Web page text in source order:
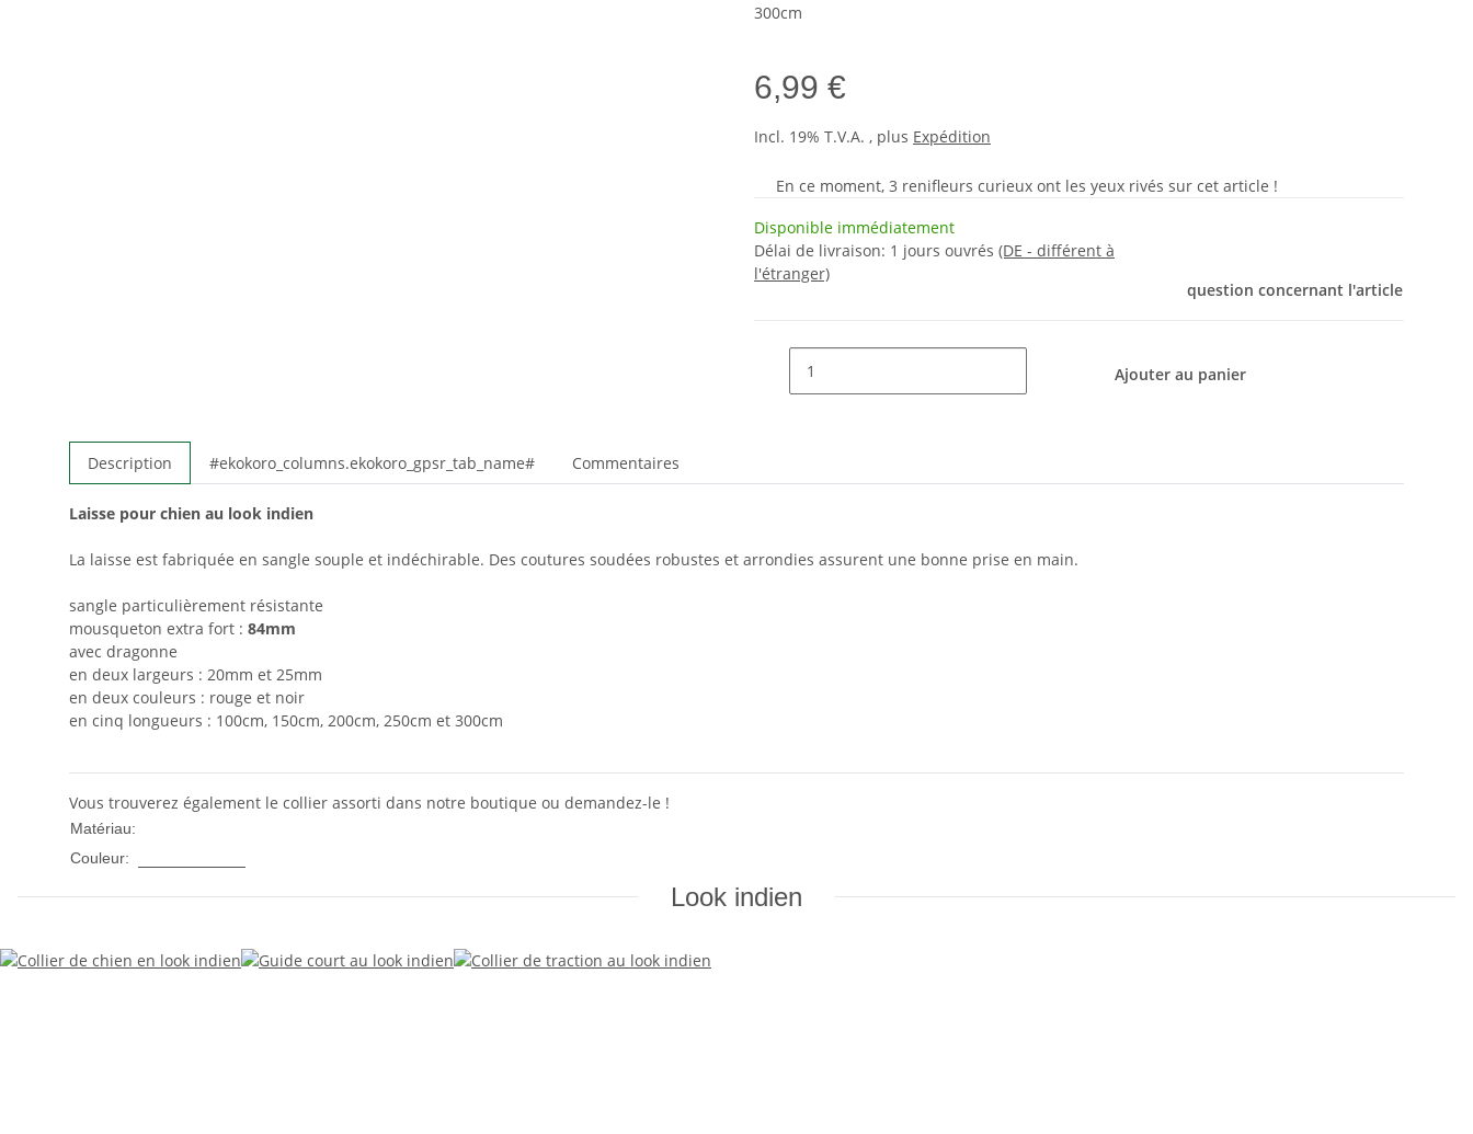
300cm
6,99 €
Incl. 19% T.V.A. , plus Expédition
En ce moment, 3 renifleurs curieux ont les yeux rivés sur cet article !
Disponible immédiatement
Délai de livraison: 1 jours ouvrés (DE - différent à
l'étranger)
question concernant l'article
Ajouter au panier
Description #ekokoro_columns.ekokoro_gpsr_tab_name# Commentaires
Laisse pour chien au look indien
La laisse est fabriquée en sangle souple et indéchirable. Des coutures soudées robustes et arrondies assurent une bonne prise en main.
sangle particulièrement résistante
mousqueton extra fort : 84mm
avec dragonne
en deux largeurs : 20mm et 25mm
en deux couleurs : rouge et noir
en cinq longueurs : 100cm, 150cm, 200cm, 250cm et 300cm
Vous trouverez également le collier assorti dans notre boutique ou demandez-le !
Matériau:
Couleur:
Look indien